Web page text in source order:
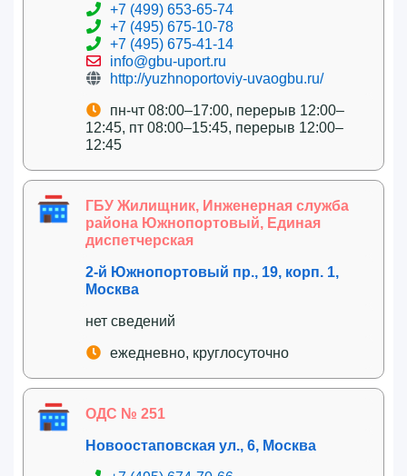
+7 (499) 653-65-74
+7 (495) 675-10-78
+7 (495) 675-41-14
info@gbu-uport.ru
http://yuzhnoportoviy-uvaogbu.ru/
пн-чт 08:00–17:00, перерыв 12:00–
12:45, пт 08:00–15:45, перерыв 12:00–
12:45
ГБУ Жилищник, Инженерная служба
района Южнопортовый, Единая
диспетчерская
2-й Южнопортовый пр., 19, корп. 1,
Москва
нет сведений
ежедневно, круглосуточно
ОДС № 251
Новоостаповская ул., 6, Москва